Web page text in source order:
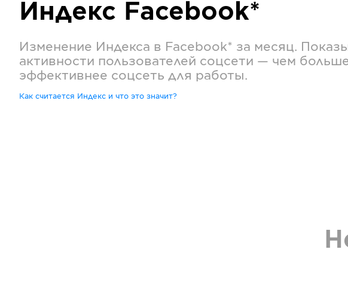
Индекс Facebook*
Изменение Индекса в Facebook* за месяц.
активности пользователей соцсети — чем
эффективнее соцсеть для работы.
Как считается Индекс и что это значит?